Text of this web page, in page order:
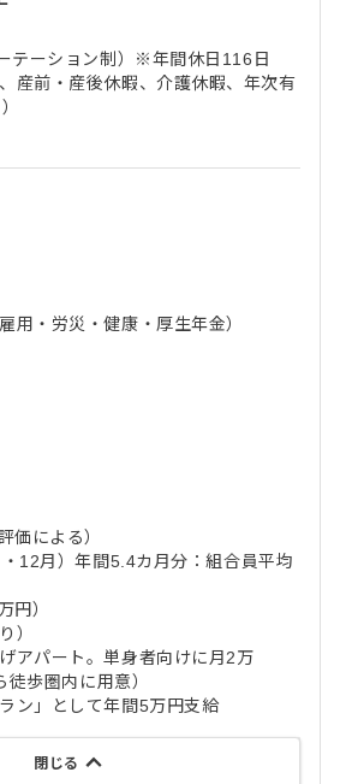
テーション制）※年間休日116日
産前・産後休暇、介護休暇、年次有
用・労災・健康・厚生年金）
価による）
12月）年間5.4カ月分：組合員平均
円）
）
アパート。単身者向けに月2万
歩圏内に用意）
ン」として年間5万円支給
閉じる